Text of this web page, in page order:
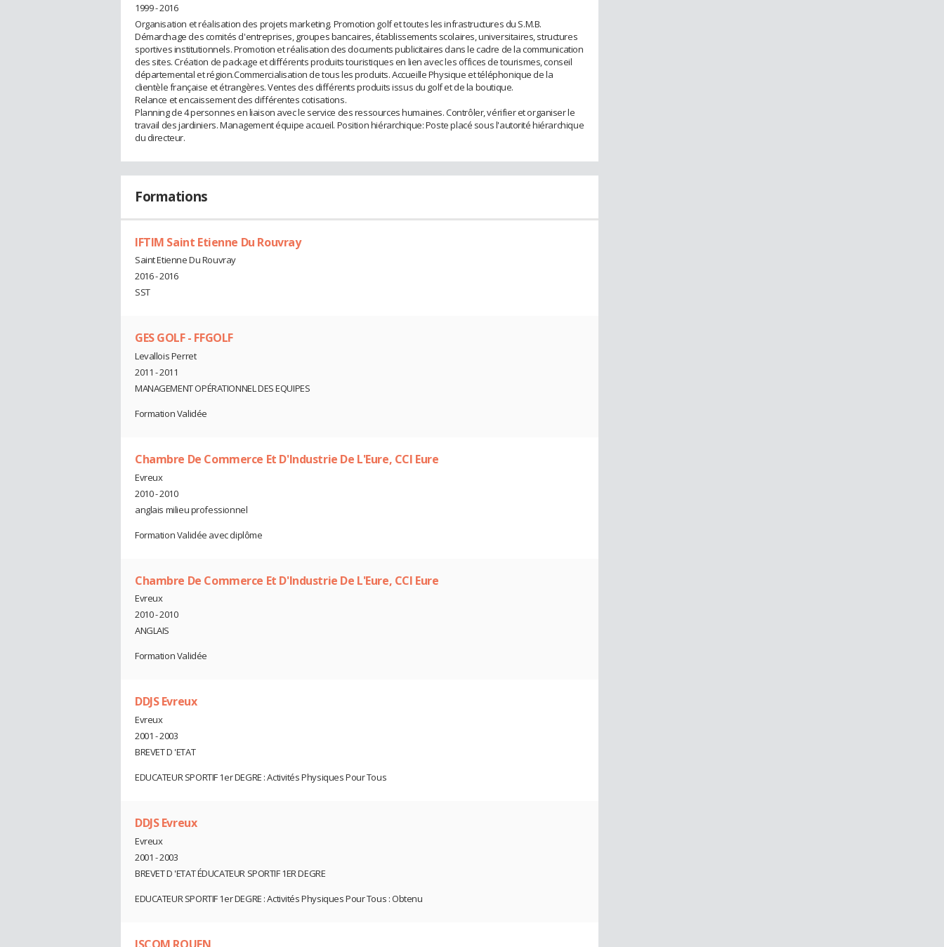
1999 - 2016
Organisation et réalisation des projets marketing. Promotion golf et toutes les infrastructures du S.M.B.
Démarchage des comités d'entreprises, groupes bancaires, établissements scolaires, universitaires, structures
sportives institutionnels. Promotion et réalisation des documents publicitaires dans le cadre de la communication
des sites. Création de package et différents produits touristiques en lien avec les offices de tourismes, conseil
départemental et région.Commercialisation de tous les produits. Accueille Physique et téléphonique de la
clientèle française et étrangères. Ventes des différents produits issus du golf et de la boutique.
Relance et encaissement des différentes cotisations.
Planning de 4 personnes en liaison avec le service des ressources humaines. Contrôler, vérifier et organiser le
travail des jardiniers. Management équipe accueil. Position hiérarchique: Poste placé sous l'autorité hiérarchique
du directeur.
Formations
IFTIM Saint Etienne Du Rouvray
Saint Etienne Du Rouvray
2016 - 2016
SST
GES GOLF - FFGOLF
Levallois Perret
2011 - 2011
MANAGEMENT OPÉRATIONNEL DES EQUIPES
Formation Validée
Chambre De Commerce Et D'Industrie De L'Eure, CCI Eure
Evreux
2010 - 2010
anglais milieu professionnel
Formation Validée avec diplôme
Chambre De Commerce Et D'Industrie De L'Eure, CCI Eure
Evreux
2010 - 2010
ANGLAIS
Formation Validée
DDJS Evreux
Evreux
2001 - 2003
BREVET D 'ETAT
EDUCATEUR SPORTIF 1er DEGRE : Activités Physiques Pour Tous
DDJS Evreux
Evreux
2001 - 2003
BREVET D 'ETAT ÉDUCATEUR SPORTIF 1ER DEGRE
EDUCATEUR SPORTIF 1er DEGRE : Activités Physiques Pour Tous : Obtenu